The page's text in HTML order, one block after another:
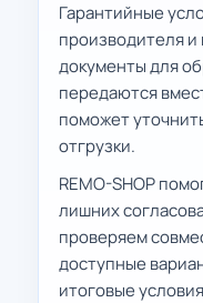
Гарантийные
производителя
документы для
передаются
поможет
отгрузки.
REMO-SHOP
лишних
проверяем
доступные
итоговые